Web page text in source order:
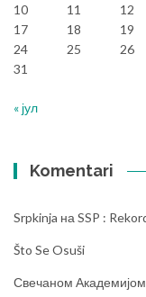
10
11 12
17
18 19
24
25 26
31
« јул
Komentari
Srpkinja на SSP :
Što Se Osuši
Свечаном